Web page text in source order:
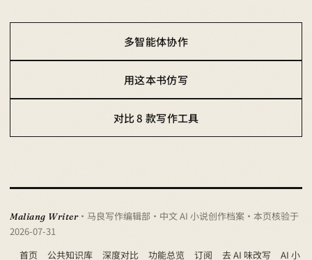
多智能体协作
用这本书仿写
对比 8 款写作工具
Maliang Writer · 马良写作编辑部 · 中文 AI 小说创作档案 · 本页核验于
2026-07-31
首页
公共知识库 深度对比 功能总览 订阅 去 AI 味改写 AI 小